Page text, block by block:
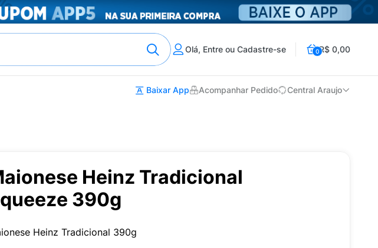
Olá, Entre ou Cadastre-se 0R$ 0,00
Baixar App Acompanhar Pedido Central Araujo
Heinz Tradicional
390g
Heinz Tradicional 390g